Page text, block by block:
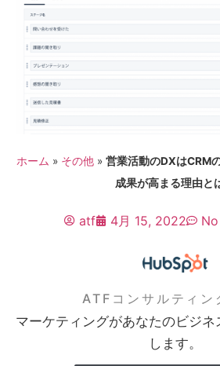
ホーム » その他 » 営業活動のDXはCRM
成果が高まる理由と
atf 4月 15, 2022
ATFコンサルティン
マーケティングがあなたのビジ
します。